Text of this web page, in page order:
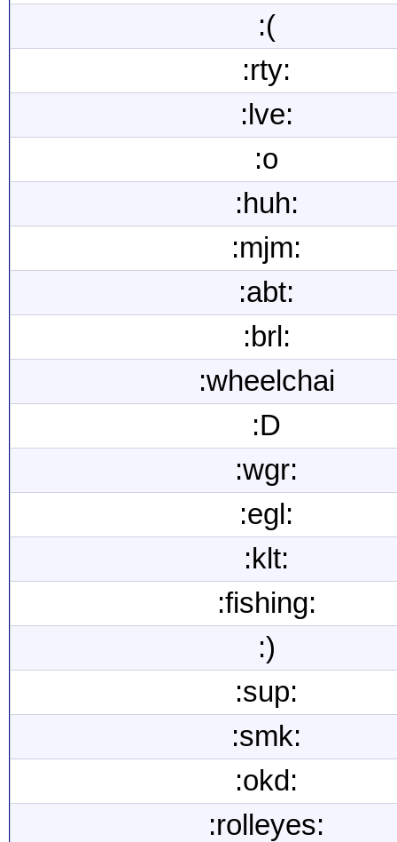
:(
:rty:
:lve:
:o
:huh:
:mjm:
:abt:
:brl:
:wheelchai
:D
:wgr:
:egl:
:klt:
:fishing:
:)
:sup:
:smk:
:okd:
:rolleyes: